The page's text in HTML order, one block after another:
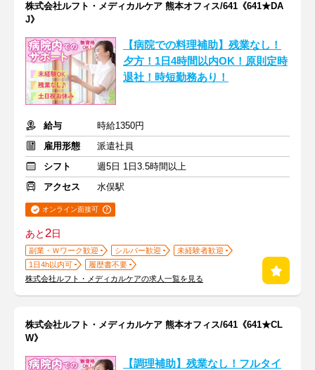
株式会社ルフト・メディカルケア 熊本オフィス/641《641★DA
J》
【病院での料理補助】残業なし！
夕方！1日4時間以内OK！原則定時
退社！時短勤務あり！
給与
時給1350円
雇用形態
派遣社員
シフト
週5日 1日3.5時間以上
アクセス
水俣駅
オンライン面接可
あと2日
副業・Ｗワーク歓迎 シルバー歓迎
未経験者歓迎
1日4h以内可
履歴書不要
株式会社ルフト・メディカルケアの求人一覧を見る
株式会社ルフト・メディカルケア 熊本オフィス/641《641★CL
W》
【調理補助】残業なし！フルタイ